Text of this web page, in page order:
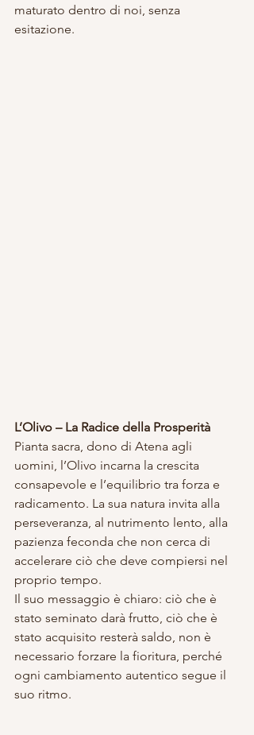
maturato dentro di noi, senza
esitazione.
L’Olivo – La Radice della Prosperità
Pianta sacra, dono di Atena agli
uomini, l’Olivo incarna la crescita
consapevole e l’equilibrio tra forza e
radicamento. La sua natura invita alla
perseveranza, al nutrimento lento, alla
pazienza feconda che non cerca di
accelerare ciò che deve compiersi nel
proprio tempo.
Il suo messaggio è chiaro: ciò che è
stato seminato darà frutto, ciò che è
stato acquisito resterà saldo, non è
necessario forzare la fioritura, perché
ogni cambiamento autentico segue il
suo ritmo.